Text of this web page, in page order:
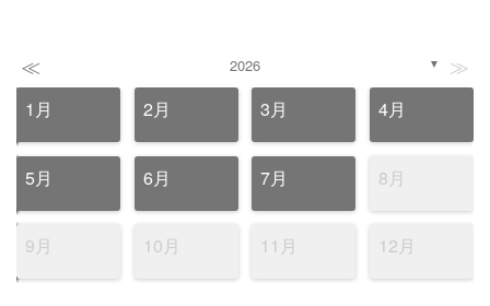
≪ 2026 ▼ ≫
1月 2月 3月 4月
5月 6月 7月 8月
9月 10月 11月 12月